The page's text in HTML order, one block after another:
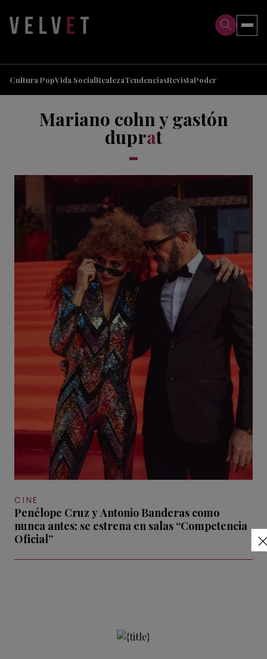
Cultura PopVida SocialRealezaTendenciasRevistaPoder
Mariano cohn y gastón
duprat
CINE
Penélope Cruz y Antonio Banderas como
nunca antes: se estrena en salas “Competencia
Oficial”